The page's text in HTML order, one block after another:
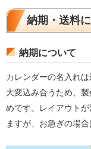
納期・送料
納期について
カレンダーの名入れ
大変込み合うため、
めです。レイアウト
ますが、お急ぎの場